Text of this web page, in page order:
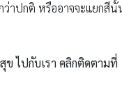
าปกติ หรืออาจจะแยกสีนั้
สุข ไปกับเรา คลิกติดตามที่